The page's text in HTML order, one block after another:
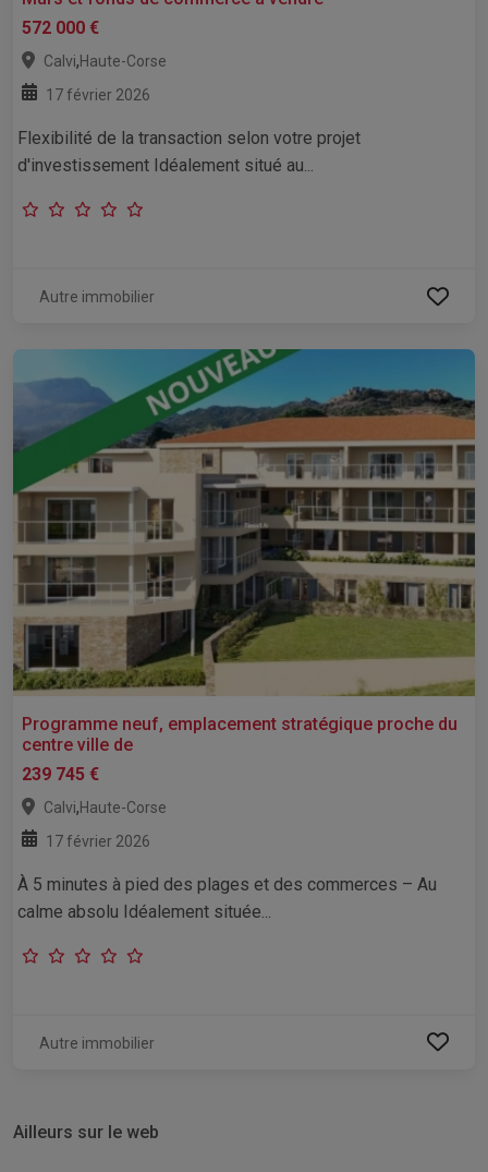
572 000 €
Calvi,Haute-Corse
17 février 2026
Flexibilité de la transaction selon votre projet
d'investissement Idéalement situé au...
Autre immobilier
Programme neuf, emplacement stratégique proche du
centre ville de
239 745 €
Calvi,Haute-Corse
17 février 2026
À 5 minutes à pied des plages et des commerces – Au
calme absolu Idéalement située...
Autre immobilier
Ailleurs sur le web